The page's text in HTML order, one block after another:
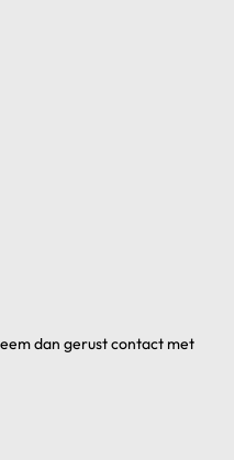
dan gerust contact met